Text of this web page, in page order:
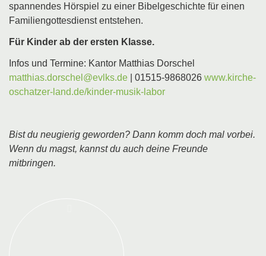
spannendes Hörspiel zu einer Bibelgeschichte für einen
Familiengottesdienst entstehen.
Für Kinder ab der ersten Klasse.
Infos und Termine: Kantor Matthias Dorschel
| 01515-9868026 www.kirche-
oschatzer-land.de/kinder-musik-labor
Bist du neugierig geworden? Dann komm doch mal vorbei.
Wenn du magst, kannst du auch deine Freunde
mitbringen.